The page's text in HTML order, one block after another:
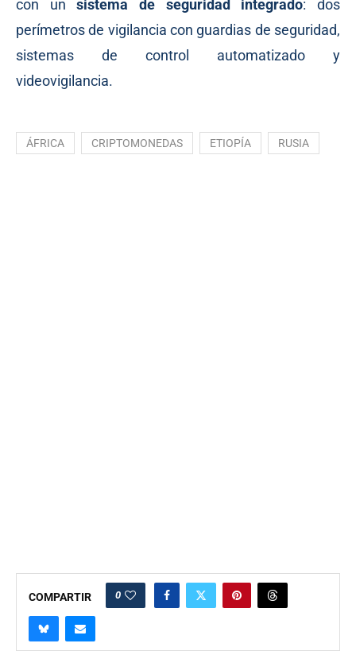
con unsistema de seguridad integrado: dos
perímetros de vigilancia con guardias de seguridad,
sistemas de control automatizado y
videovigilancia.
ÁFRICA CRIPTOMONEDAS ETIOPÍA RUSIA
COMPARTIR 0